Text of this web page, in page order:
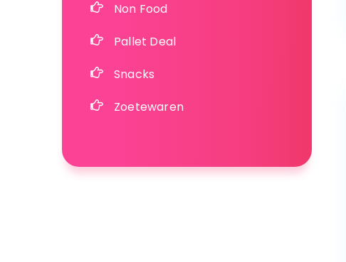
Non Food
Pallet Deal
Snacks
Zoetewaren